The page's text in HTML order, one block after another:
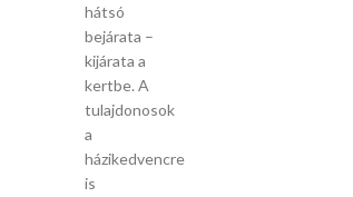
hátsó
bejárata –
kijárata a
kertbe. A
tulajdonosok
a
házikedvencre
is